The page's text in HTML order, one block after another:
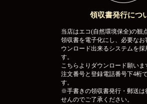
領収書発行につ
当店はエコ(自然環境保全)の観
領収書を電子化にし、必要なお
ウンロード出来るシステムを採
す。
こちらよりダウンロード願いま
注文番号と登録電話番号下4桁
す。
※手書きの領収書発行・郵送は
せんのでご了承ください。